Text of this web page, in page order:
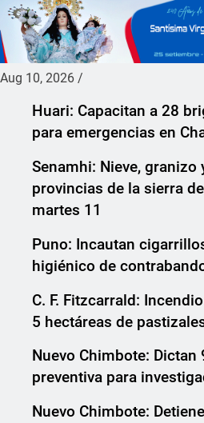
Aug 10, 2026 /
Huari: Capacitan a 28
para emergencias en
Senamhi: Nieve,
provincias de la sierra
martes 11
Puno: Incautan
higiénico de
C. F. Fitzcarrald:
5 hectáreas de
Nuevo Chimbote:
preventiva para
Nuevo Chimbote: